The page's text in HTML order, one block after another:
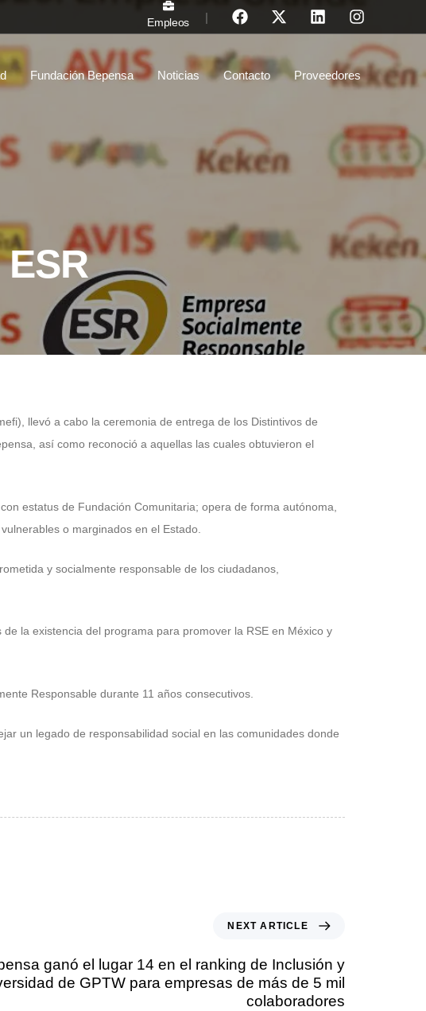
Empleos |
Fundación Bepensa Noticias Contacto Proveedores
llevó a cabo la ceremonia de entrega de los Distintivos de
así como reconoció a aquellas las cuales obtuvieron el
estatus de Fundación Comunitaria; opera de forma autónoma,
o marginados en el Estado.
y socialmente responsable de los ciudadanos,
la existencia del programa para promover la RSE en México y
Responsable durante 11 años consecutivos.
un legado de responsabilidad social en las comunidades donde
NEXT ARTICLE
ganó el lugar 14 en el ranking de Inclusión y
de GPTW para empresas de más de 5 mil
colaboradores